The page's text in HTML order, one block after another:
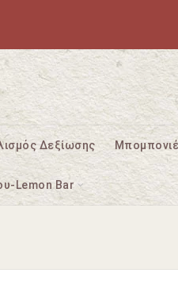
Δεξίωσης
Lemon Bar